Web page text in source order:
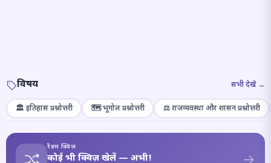
विषय सभी देखें →
🏛️ इतिहास प्रश्नोत्तरी 🗺️ भूगोल प्रश्नोत्तरी ⚖️ राजव्यवस्था और शासन प्रश्नोत्तरी
रैंडम क्विज़
कोई भी क्विज़ खेलें — अभी!